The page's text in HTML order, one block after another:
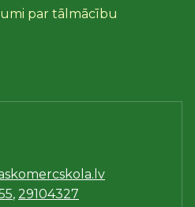
par tālmācību
, 29104327